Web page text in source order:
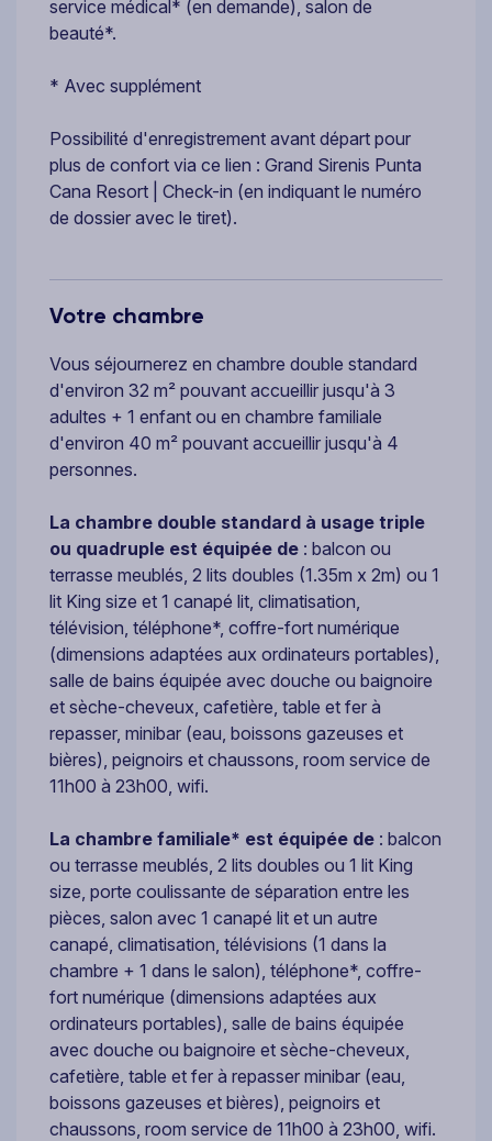
service médical* (en demande), salon de
beauté*.
* Avec supplément
Possibilité d'enregistrement avant départ pour
plus de confort via ce lien : Grand Sirenis Punta
Cana Resort | Check-in (en indiquant le numéro
de dossier avec le tiret).
Votre chambre
Vous séjournerez en chambre double standard
d'environ 32 m² pouvant accueillir jusqu'à 3
adultes + 1 enfant ou en chambre familiale
d'environ 40 m² pouvant accueillir jusqu'à 4
personnes.
La chambre double standard à usage triple
ou quadruple est équipée de : balcon ou
terrasse meublés, 2 lits doubles (1.35m x 2m) ou 1
lit King size et 1 canapé lit, climatisation,
télévision, téléphone*, coffre-fort numérique
(dimensions adaptées aux ordinateurs portables),
salle de bains équipée avec douche ou baignoire
et sèche-cheveux, cafetière, table et fer à
repasser, minibar (eau, boissons gazeuses et
bières), peignoirs et chaussons, room service de
11h00 à 23h00, wifi.
La chambre familiale* est équipée de : balcon
ou terrasse meublés, 2 lits doubles ou 1 lit King
size, porte coulissante de séparation entre les
pièces, salon avec 1 canapé lit et un autre
canapé, climatisation, télévisions (1 dans la
chambre + 1 dans le salon), téléphone*, coffre-
fort numérique (dimensions adaptées aux
ordinateurs portables), salle de bains équipée
avec douche ou baignoire et sèche-cheveux,
cafetière, table et fer à repasser minibar (eau,
boissons gazeuses et bières), peignoirs et
chaussons, room service de 11h00 à 23h00, wifi.